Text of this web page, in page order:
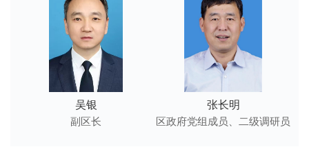
吴银
副区长
张长明
区政府党组成员、二级调研员